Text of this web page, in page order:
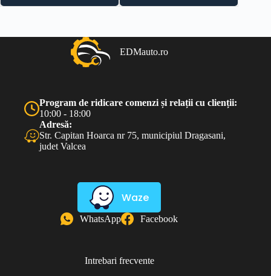
EDMauto.ro
Program de ridicare comenzi și relații cu clienții:
10:00 - 18:00
Adresă:
Str. Capitan Hoarca nr 75, municipiul Dragasani,
judet Valcea
Waze
WhatsApp Facebook
Intrebari frecvente